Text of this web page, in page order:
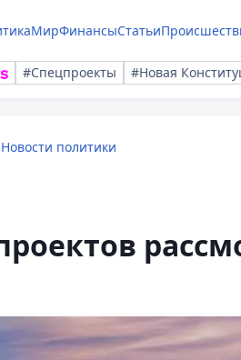
МирФинансыСтатьи
#Спецпроекты #Новая
Новости политики